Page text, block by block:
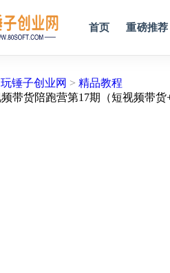
首页 重磅推荐
玩锤子创业网 > 精品教程